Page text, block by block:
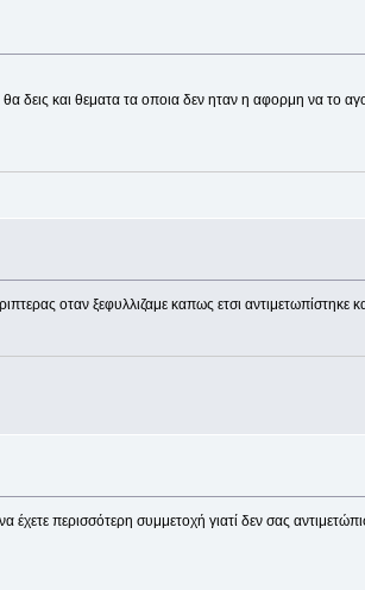
δεις και θεματα τα οποια δεν ηταν η αφορμη να το
οταν ξεφυλλιζαμε καπως ετσι αντιμετωπίστηκε
περισσότερη συμμετοχή γιατί δεν σας